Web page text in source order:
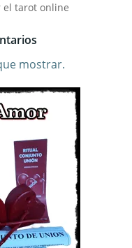
el tarot online
mostrar.